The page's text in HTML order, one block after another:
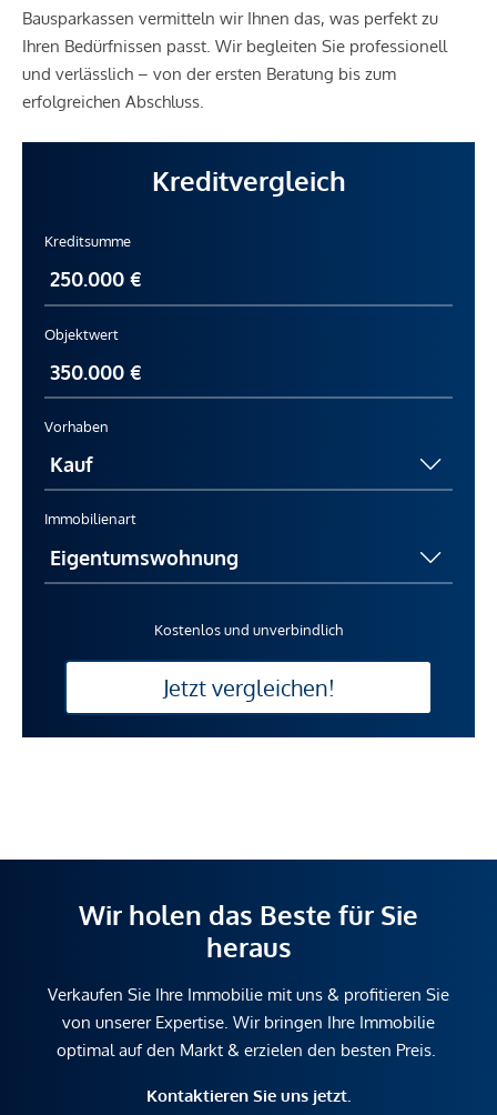
Bausparkassen vermitteln wir Ihnen das, was perfekt zu
Ihren Bedürfnissen passt. Wir begleiten Sie professionell
und verlässlich – von der ersten Beratung bis zum
erfolgreichen Abschluss.
Kreditvergleich
Kreditsumme
Objektwert
Vorhaben
Immobilienart
Kostenlos und unverbindlich
Jetzt vergleichen!
Wir holen das Beste für Sie
heraus
Verkaufen Sie Ihre Immobilie mit uns & profitieren Sie
von unserer Expertise. Wir bringen Ihre Immobilie
optimal auf den Markt & erzielen den besten Preis.
Kontaktieren Sie uns jetzt.